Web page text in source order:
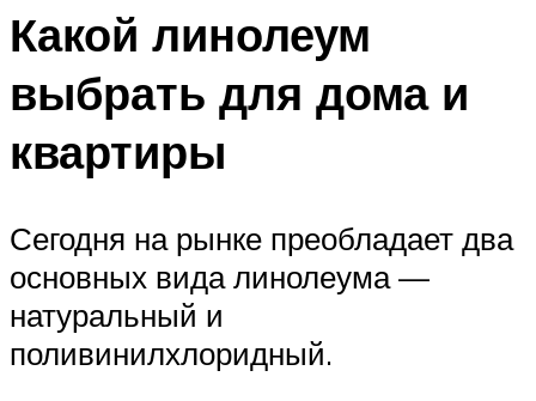
Какой линолеум
выбрать для дома и
квартиры
Сегодня на рынке преобладает два
основных вида линолеума —
натуральный и
поливинилхлоридный.